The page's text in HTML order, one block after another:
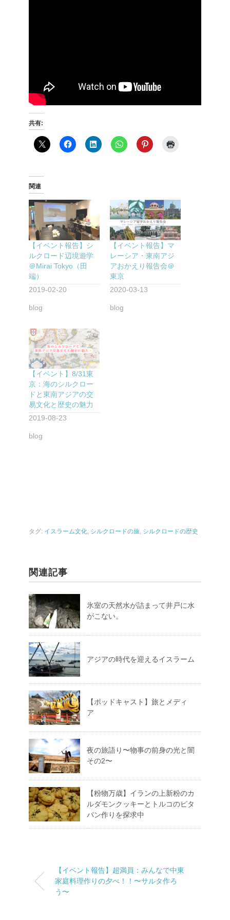
共有:
関連
【イベント報告】シ
ルクロード辺境遊学
＠Mirai Tokyo（田
端）
2019-02-20
blog
【イベント報告】マ
レーシア・東南アジ
アおかえり報告会＠
東京
2020-03-13
blog
【イベント】8/31東
京：海のシルクロー
ドと東南アジアの交
易文化と歴史の魅力
2019-08-23
blog
タグ: イスラーム文化, シルクロードの旅, シルクロードの歴史
関連記事
氷室の天然水が詰まって井戸に水
がこない。
アジアの時代を迎えるイスラーム
【ポッドキャスト】旅とメディ
ア
夜の旅語り〜物事の前身の光と闇
その2〜
【粉物万歳】イランの上新粉のカ
ルダモンクッキーとトルコのピタ
パン作りを探求中
【イベント報告】超満員：みんなで中東
家庭料理作りの夕べ！！〜サルタ作ろ
う〜